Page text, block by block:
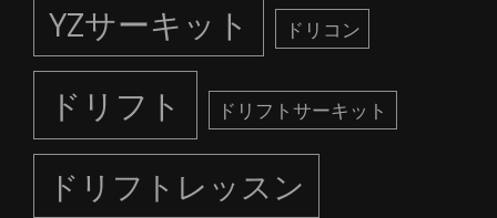
YZサーキット
ドリコン
ドリフト ドリフトサーキット
ドリフトレッスン